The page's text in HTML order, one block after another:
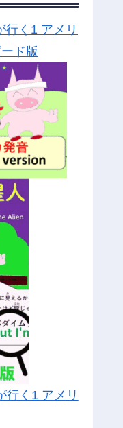
行く1 アメリ
ド版
行く1 アメリ